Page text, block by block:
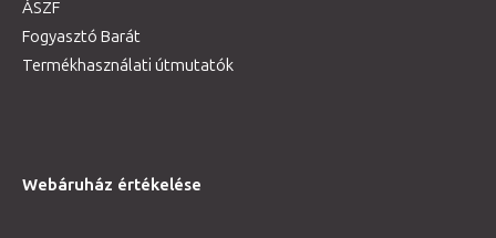
ÁSZF
Fogyasztó Barát
Termékhasználati útmutatók
Webáruház értékelése